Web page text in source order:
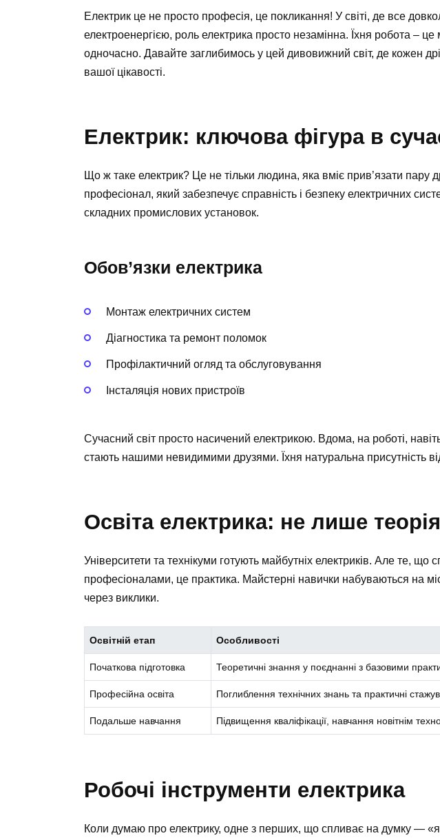
Електрик це не просто професія, це покликання! У світі, де все
електроенергією, роль електрика просто незамінна. Їхня робота – це
одночасно. Давайте заглибимось у цей дивовижний світ, де кожен
вашої цікавості.
Електрик: ключова фігура в
Що ж таке електрик? Це не тільки людина, яка вміє прив’язати пару
професіонал, який забезпечує справність і безпеку електричних
складних промислових установок.
Обов’язки електрика
Монтаж електричних систем
Діагностика та ремонт поломок
Профілактичний огляд та обслуговування
Інсталяція нових пристроїв
Сучасний світ просто насичений електрикою. Вдома, на роботі,
стають нашими невидимими друзями. Їхня натуральна присутність
Освіта електрика: не лише теорія
Університети та технікуми готують майбутніх електриків. Але те, що
професіоналами, це практика. Майстерні навички набуваються на
через виклики.
Освітній етап Особливості
Початкова підготовка Теоретичні знання у поєднанні з базовими
Професійна освіта Поглиблення технічних знань та практичні
Подальше навчання Підвищення кваліфікації, навчання новітнім
Робочі інструменти електрика
Коли думаю про електрику, одне з перших, що спливає на думку —